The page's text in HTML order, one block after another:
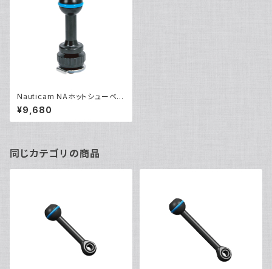
Nauticam NAホットシューベー
スL [20743]
¥9,680
同じカテゴリの商品